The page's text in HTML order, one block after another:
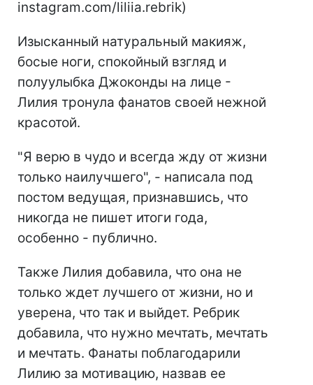
instagram.com/liliia.rebrik)
Изысканный натуральный макияж,
босые ноги, спокойный взгляд и
полуулыбка Джоконды на лице -
Лилия тронула фанатов своей нежной
красотой.
"Я верю в чудо и всегда жду от жизни
только наилучшего", - написала под
постом ведущая, признавшись, что
никогда не пишет итоги года,
особенно - публично.
Также Лилия добавила, что она не
только ждет лучшего от жизни, но и
уверена, что так и выйдет. Ребрик
добавила, что нужно мечтать, мечтать
и мечтать. Фанаты поблагодарили
Лилию за мотивацию, назвав ее